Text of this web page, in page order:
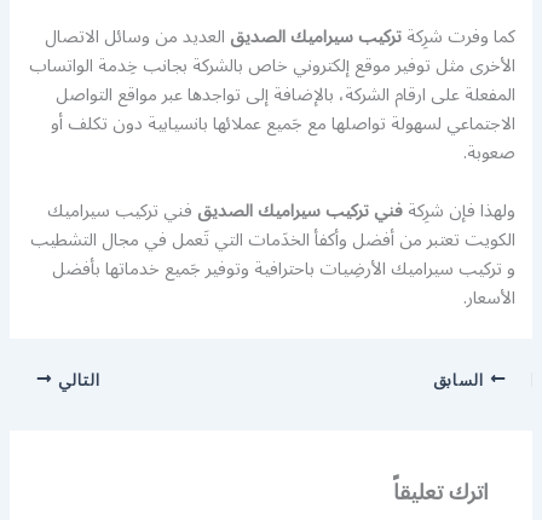
كما وفرت شرِكةتركيب سيراميك الصديقالعديد من وسائل الاتصال
الأخرى مثل توفير موقع إلكتروني خاص بالشركة بجانب خِدمة الواتساب
المفعلة على ارقام الشركة، بالإضافة إلى تواجدها عبر مواقع التواصل
الاجتماعي لسهولة تواصلها مع جَميع عملائها بانسيابية دون تكلف أو
صعوبة.
ولهذا فإن شرِكةفني تركيب سيراميك الصديقفني تركيب سيراميك
الكويت تعتبر من أفضل وأكفأ الخدَمات التي تَعمل في مجال التشطيب
و تركيب سيراميك الأرضِيات باحترافية وتوفير جَميع خدماتها بأفضل
الأسعار.
السابق التالي
اترك تعليقاً